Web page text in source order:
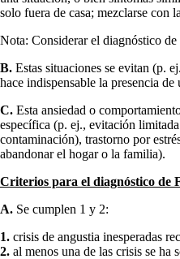
solo fuera de casa; mezclarse con
Nota: Considerar el diagnóstico
B. Estas situaciones se evitan (p.
hace indispensable la presencia
C. Esta ansiedad o
específica (p. ej., evitación
contaminación), trastorno por
abandonar el hogar o la familia).
Criterios para el diagnóstico de
A. Se cumplen 1 y 2:
1. crisis de angustia inesperadas
2. al menos una de las crisis se ha